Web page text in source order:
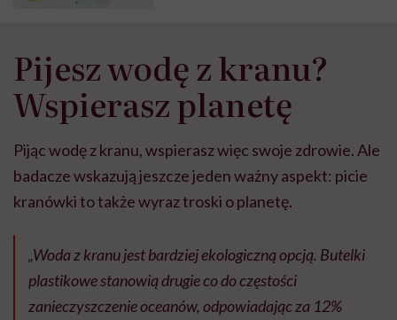
Pijesz wodę z kranu?
Wspierasz planetę
Pijąc wodę z kranu, wspierasz więc swoje zdrowie. Ale
badacze wskazują jeszcze jeden ważny aspekt: picie
kranówki to także wyraz troski o planetę.
„Woda z kranu jest bardziej ekologiczną opcją. Butelki
plastikowe stanowią drugie co do częstości
zanieczyszczenie oceanów, odpowiadając za 12%